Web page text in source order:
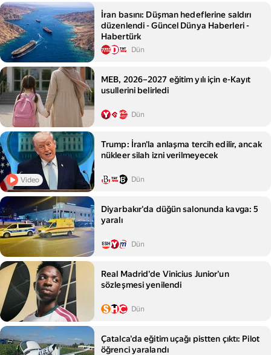
İran basını: Düşman hedeflerine saldırı
düzenlendi - Güncel Dünya Haberleri -
Habertürk
Dün
MEB, 2026–2027 eğitim yılı için e-Kayıt
usullerini belirledi
Dün
Video
Trump: İran'la anlaşma tercih edilir, ancak
nükleer silah izni verilmeyecek
Dün
Diyarbakır'da düğün salonunda kavga: 5
yaralı
Dün
Real Madrid'de Vinicius Junior'un
sözleşmesi yenilendi
Dün
Çatalca'da eğitim uçağı pistten çıktı: Pilot
öğrenci yaralandı